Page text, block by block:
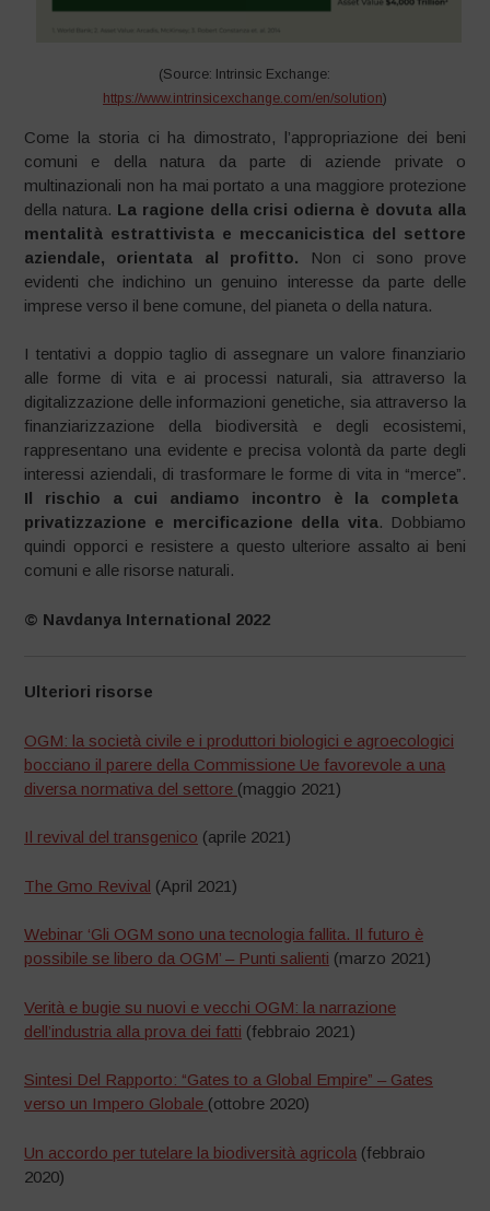
(Source: Intrinsic Exchange:
https://www.intrinsicexchange.com/en/solution)
Come la storia ci ha dimostrato, l’appropriazione dei beni
comuni e della natura da parte di aziende private o
multinazionali non ha mai portato a una maggiore protezione
della natura. La ragione della crisi odierna è dovuta alla
mentalità estrattivista e meccanicistica del settore
aziendale, orientata al profitto. Non ci sono prove
evidenti che indichino un genuino interesse da parte delle
imprese verso il bene comune, del pianeta o della natura.
I tentativi a doppio taglio di assegnare un valore finanziario
alle forme di vita e ai processi naturali, sia attraverso la
digitalizzazione delle informazioni genetiche, sia attraverso la
finanziarizzazione della biodiversità e degli ecosistemi,
rappresentano una evidente e precisa volontà da parte degli
interessi aziendali, di trasformare le forme di vita in “merce”.
Il rischio a cui andiamo incontro è la completa
privatizzazione e mercificazione della vita. Dobbiamo
quindi opporci e resistere a questo ulteriore assalto ai beni
comuni e alle risorse naturali.
© Navdanya International 2022
Ulteriori risorse
OGM: la società civile e i produttori biologici e agroecologici
bocciano il parere della Commissione Ue favorevole a una
diversa normativa del settore (maggio 2021)
Il revival del transgenico (aprile 2021)
The Gmo Revival (April 2021)
Webinar ‘Gli OGM sono una tecnologia fallita. Il futuro è
possibile se libero da OGM’ – Punti salienti (marzo 2021)
Verità e bugie su nuovi e vecchi OGM: la narrazione
dell’industria alla prova dei fatti (febbraio 2021)
Sintesi Del Rapporto: “Gates to a Global Empire” – Gates
verso un Impero Globale (ottobre 2020)
Un accordo per tutelare la biodiversità agricola (febbraio
2020)